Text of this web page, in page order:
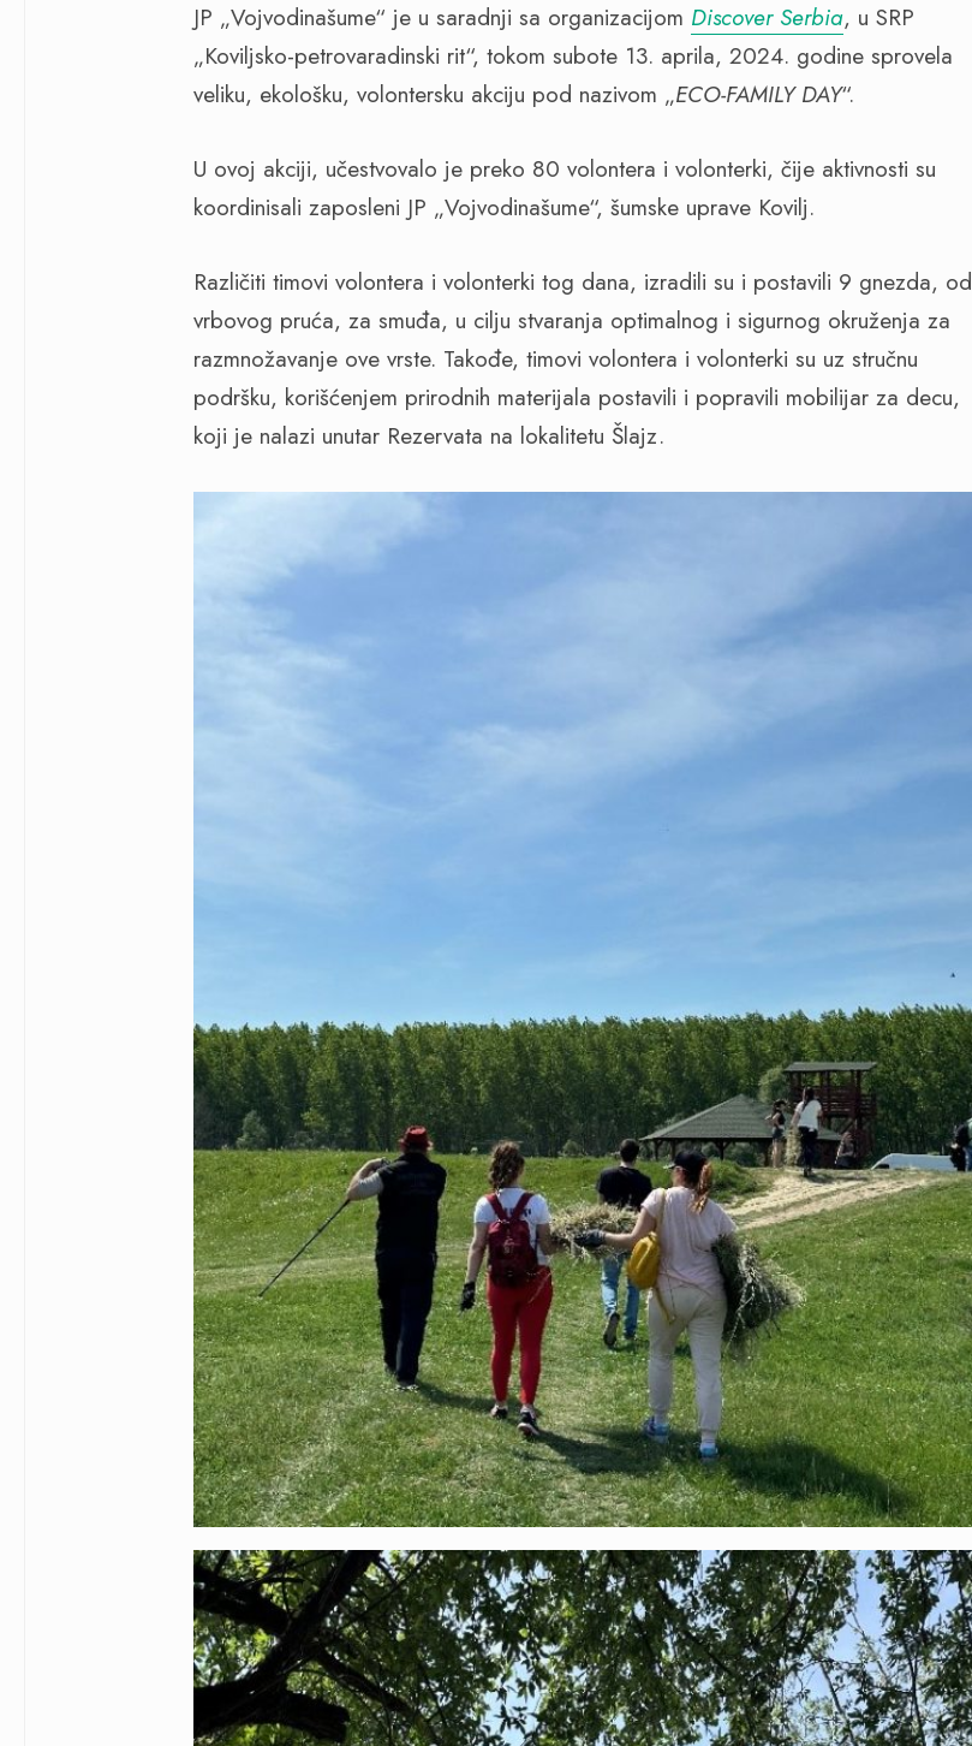
JP „Vojvodinašume“ je u saradnji sa organizacijom Discover Serbia, u SRP
„Koviljsko-petrovaradinski rit“, tokom subote 13. aprila, 2024. godine sprovela
veliku, ekološku, volontersku akciju pod nazivom „ECO-FAMILY DAY“.
U ovoj akciji, učestvovalo je preko 80 volontera i volonterki, čije aktivnosti su
koordinisali zaposleni JP „Vojvodinašume“, šumske uprave Kovilj.
Različiti timovi volontera i volonterki tog dana, izradili su i postavili 9 gnezda, od
vrbovog pruća, za smuđa, u cilju stvaranja optimalnog i sigurnog okruženja za
razmnožavanje ove vrste. Takođe, timovi volontera i volonterki su uz stručnu
podršku, korišćenjem prirodnih materijala postavili i popravili mobilijar za decu,
koji je nalazi unutar Rezervata na lokalitetu Šlajz.